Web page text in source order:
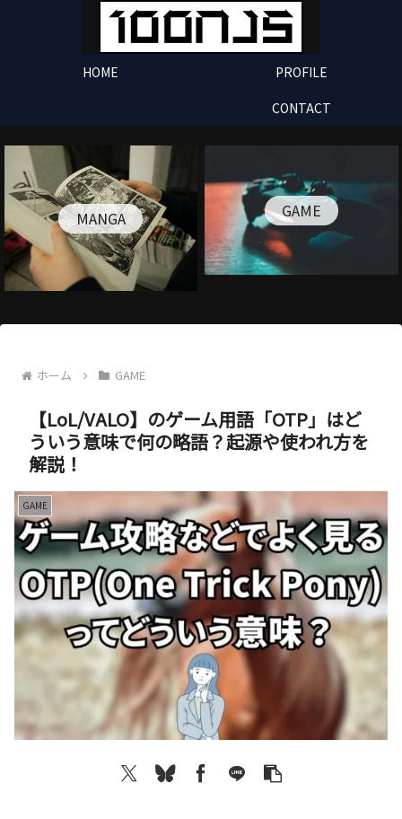
HOME
PROFILE
CONTACT
MANGA GAME
ホーム GAME
【LoL/VALO】のゲーム用語「OTP」はど
ういう意味で何の略語？起源や使われ方を
解説！
GAME